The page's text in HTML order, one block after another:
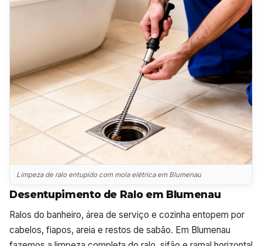
Limpeza de ralo entupido com mola elétrica em Blumenau
Desentupimento de Ralo em Blumenau
Ralos do banheiro, área de serviço e cozinha entopem por
cabelos, fiapos, areia e restos de sabão. Em Blumenau